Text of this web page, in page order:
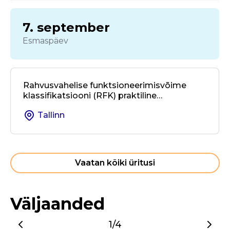
7. september
Esmaspäev
Rahvusvahelise funktsioneerimisvõime
klassifikatsiooni (RFK) praktiline
rehabilitatsioonis
Tallinn
Vaatan kõiki üritusi
Väljaanded
1/4